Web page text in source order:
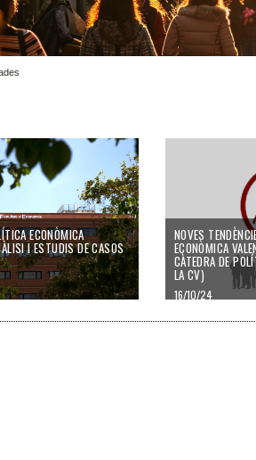
ECONÒMICA
I ESTUDIS DE CASOS
NOVES
ECONÒMICA
CÀTEDRA DE
LA CV)
16/10/24